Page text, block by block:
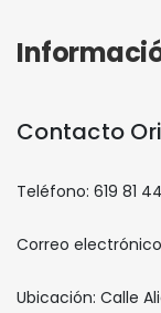
Contacto
Teléfono: 619 81
Correo
Ubicación: Calle